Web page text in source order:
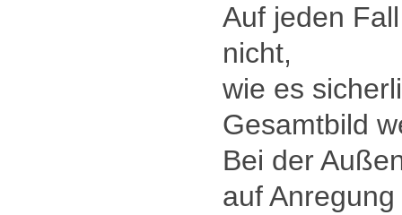
Auf jeden
nicht,
wie es
Gesamtbild
Bei der
auf